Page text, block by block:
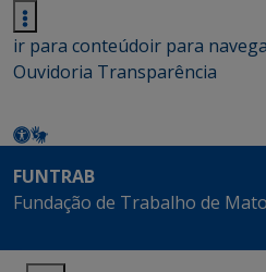
ir para conteúdoir para
Ouvidoria Transparência
FUNTRAB
Fundação de Trabalho de